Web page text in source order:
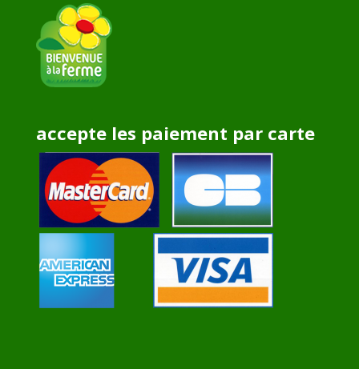
accepte les paiement par carte